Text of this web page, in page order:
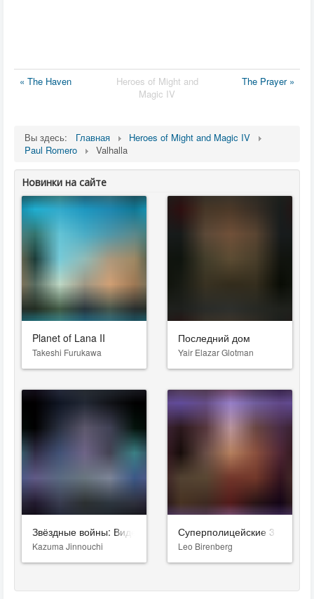
« The Haven
Heroes of Might and
Magic IV
The Prayer »
Вы здесь: Главная
Heroes of Might and Magic IV
Paul Romero
Valhalla
Новинки на сайте
Planet of Lana II
Takeshi Furukawa
Последний дом
Yair Elazar Glotman
Звёздные войны: Видения. Девятый джедай
Kazuma Jinnouchi
Суперполицейские 3
Leo Birenberg